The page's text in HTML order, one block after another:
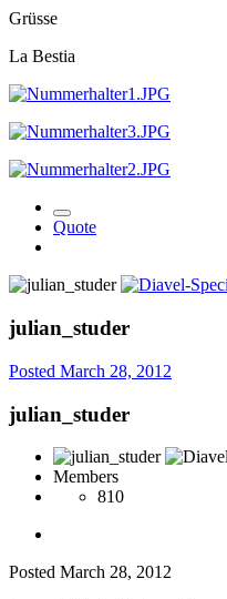
Grüsse
La Bestia
Quote
julian_studer
Posted March 28, 2012
julian_studer
Members
810
Posted March 28, 2012